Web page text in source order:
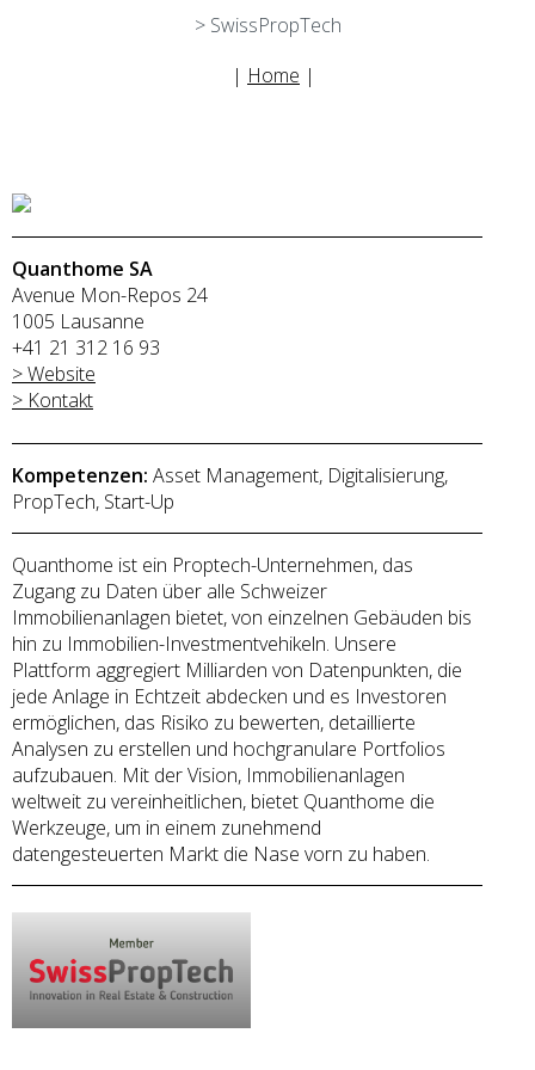
> SwissPropTech
| Home |
Quanthome SA
Avenue Mon-Repos 24
1005 Lausanne
+41 21 312 16 93
> Website
> Kontakt
Kompetenzen: Asset Management, Digitalisierung,
PropTech, Start-Up
Quanthome ist ein Proptech-Unternehmen, das
Zugang zu Daten über alle Schweizer
Immobilienanlagen bietet, von einzelnen Gebäuden bis
hin zu Immobilien-Investmentvehikeln. Unsere
Plattform aggregiert Milliarden von Datenpunkten, die
jede Anlage in Echtzeit abdecken und es Investoren
ermöglichen, das Risiko zu bewerten, detaillierte
Analysen zu erstellen und hochgranulare Portfolios
aufzubauen. Mit der Vision, Immobilienanlagen
weltweit zu vereinheitlichen, bietet Quanthome die
Werkzeuge, um in einem zunehmend
datengesteuerten Markt die Nase vorn zu haben.